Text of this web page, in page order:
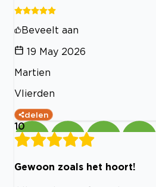
Beveelt aan
19 May 2026
Martien
Vlierden
delen
10
Gewoon zoals het hoort!